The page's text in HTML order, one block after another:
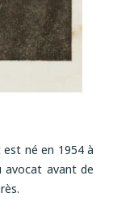
né en 1954 à
avant de